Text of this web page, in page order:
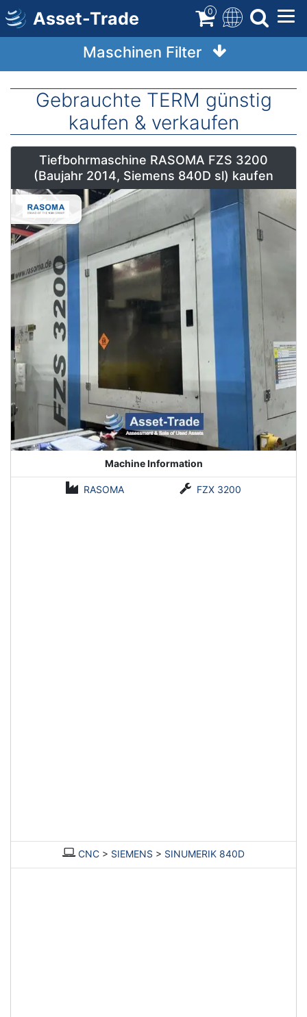
Direkt
zum
Inhalt
Asset-Trade 0
Maschinen Filter
Gebrauchte TERM günstig
kaufen & verkaufen
Tiefbohrmaschine RASOMA FZS 3200
(Baujahr 2014, Siemens 840D sl) kaufen
Machine Information
RASOMA FZX 3200
CNC > SIEMENS > SINUMERIK 840D